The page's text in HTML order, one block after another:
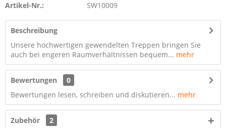
Artikel-Nr.: SW10009
Beschreibung
Unsere hochwertigen gewendelten Treppen bringen Sie
auch bei engeren Raumverhältnissen bequem... mehr
Bewertungen
0
Bewertungen lesen, schreiben und diskutieren... mehr
Zubehör 2